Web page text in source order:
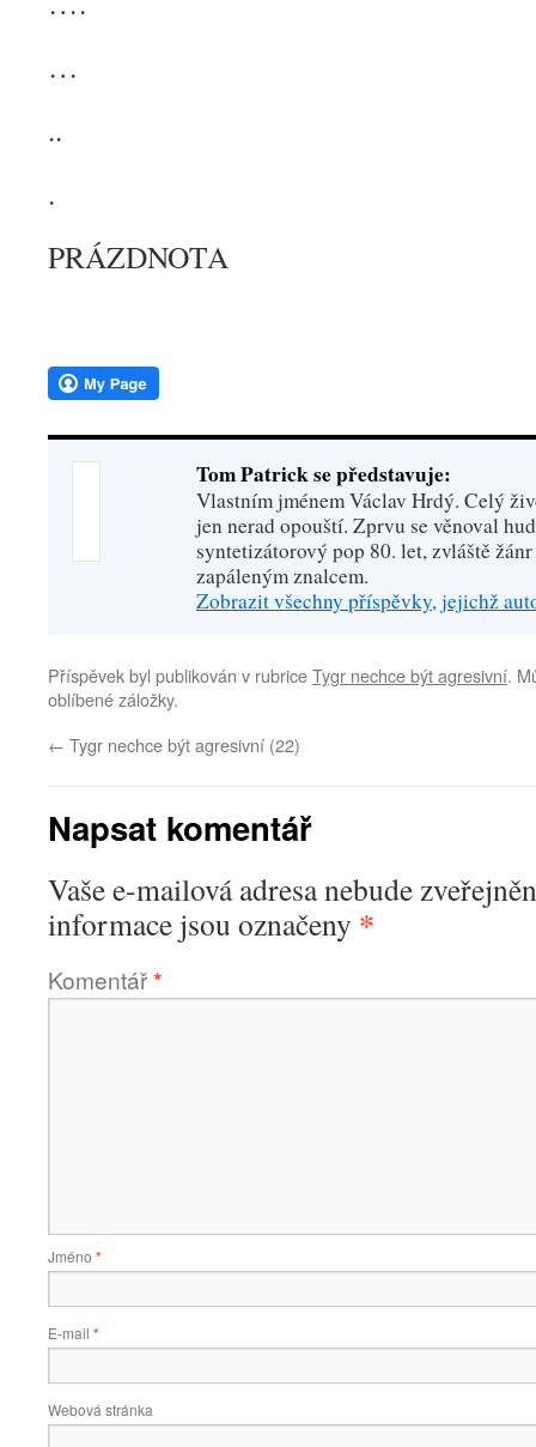
…
..
.
PRÁZDNOTA
Tom Patrick se představuje:
Vlastním jménem Václav Hrdý. Celý
jen nerad opouští. Zprvu se věnoval
syntetizátorový pop 80. let, zvláště
zapáleným znalcem.
Zobrazit všechny příspěvky, jejichž
Příspěvek byl publikován v rubriceTygr nechce být agresivní.
oblíbené záložky.
← Tygr nechce být agresivní (22)
Napsat komentář
Vaše e-mailová adresa nebude
informace jsou označeny *
Komentář*
Jméno *
E-mail *
Webová stránka